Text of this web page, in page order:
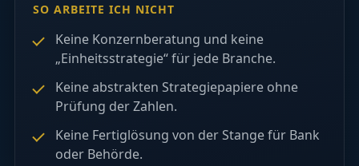
SO ARBEITE ICH NICHT
Keine Konzernberatung und keine
„Einheitsstrategie“ für jede Branche.
Keine abstrakten Strategiepapiere ohne
Prüfung der Zahlen.
Keine Fertiglösung von der Stange für Bank
oder Behörde.